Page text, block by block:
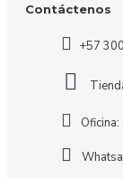
Contáctenos
+57